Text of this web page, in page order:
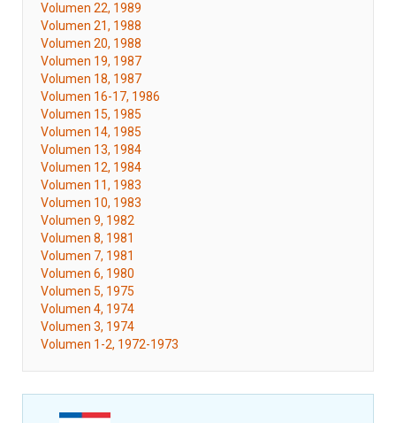
Volumen 22, 1989
Volumen 21, 1988
Volumen 20, 1988
Volumen 19, 1987
Volumen 18, 1987
Volumen 16-17, 1986
Volumen 15, 1985
Volumen 14, 1985
Volumen 13, 1984
Volumen 12, 1984
Volumen 11, 1983
Volumen 10, 1983
Volumen 9, 1982
Volumen 8, 1981
Volumen 7, 1981
Volumen 6, 1980
Volumen 5, 1975
Volumen 4, 1974
Volumen 3, 1974
Volumen 1-2, 1972-1973